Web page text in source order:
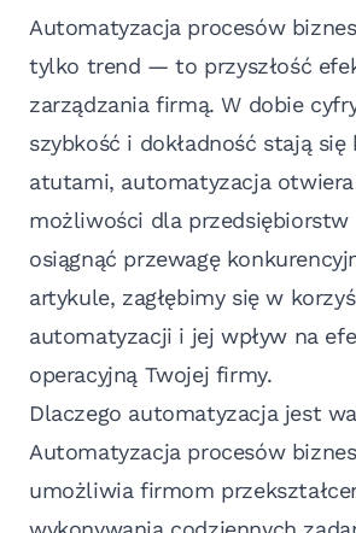
Automatyzacja procesów
tylko trend — to przyszłość
zarządzania firmą. W dobie
szybkość i dokładność stają
atutami, automatyzacja
możliwości dla przedsiębiorstw
osiągnąć przewagę
artykule, zagłębimy się w
automatyzacji i jej wpływ na
operacyjną Twojej firmy.
Dlaczego automatyzacja jest
Automatyzacja procesów
umożliwia firmom